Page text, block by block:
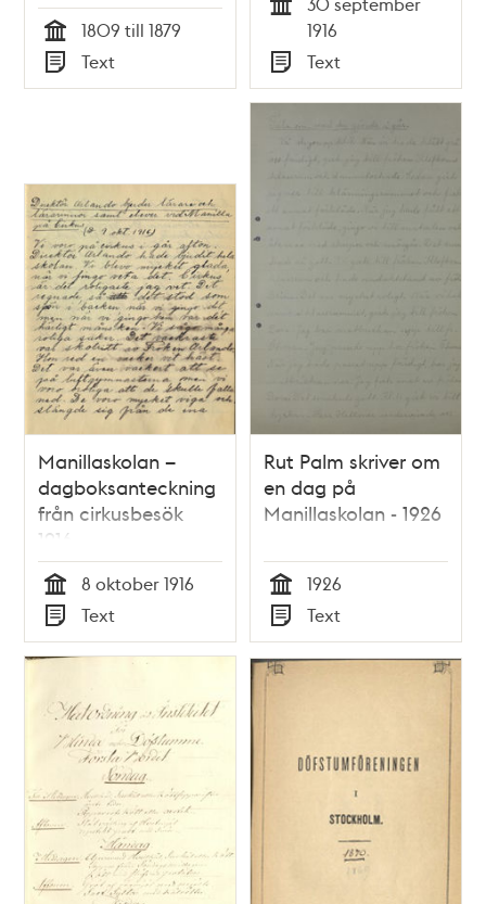
Tid
1809 till 1879
Typ
Text
1916
Typ
Text
Manillaskolan –
dagboksanteckning
från cirkusbesök
1916
Tid
8 oktober 1916
Typ
Text
Rut Palm skriver om
en dag på
Manillaskolan - 1926
Tid
1926
Typ
Text